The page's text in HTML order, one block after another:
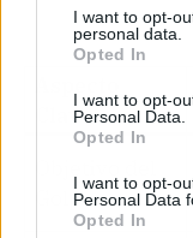
I want to opt-
personal data.
Opted In
I want to opt-
Personal Data.
Opted In
I want to opt-
Personal Data
Opted In
Clave
Golpe